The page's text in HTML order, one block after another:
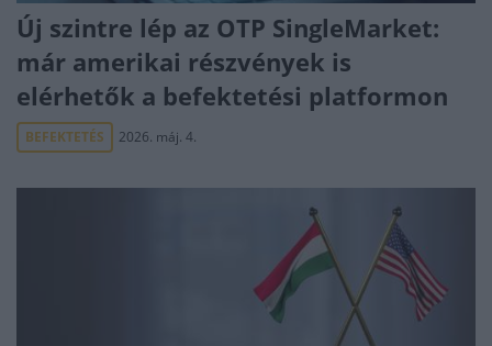
Új szintre lép az OTP SingleMarket:
már amerikai részvények is
elérhetők a befektetési platformon
BEFEKTETÉS 2026. máj. 4.